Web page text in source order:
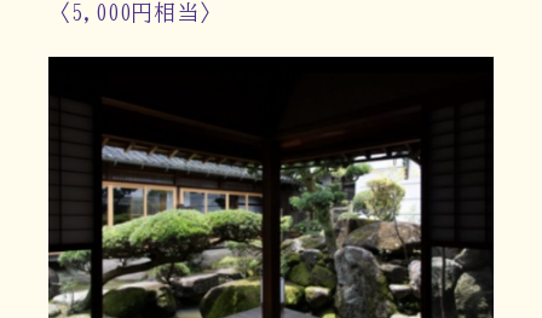
〈5,000円相当〉